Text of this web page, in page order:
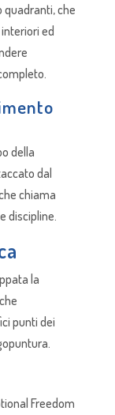
che
ed
della
dal
chiama
discipline.
la
punti dei
Freedom